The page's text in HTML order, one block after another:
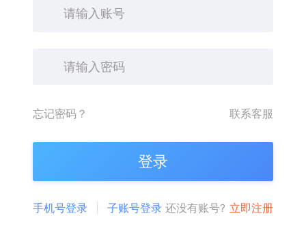
忘记密码？ 联系客服
登录
手机号登录 子账号登录 还没有账号? 立即注册